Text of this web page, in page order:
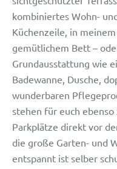
kombiniertes Wohn-
Küchenzeile, in
gemütlichem Bett –
Grundausstattung wie
Badewanne, Dusche,
wunderbaren
stehen für euch
Parkplätze direkt vor
die große Garten- und
entspannt ist selber